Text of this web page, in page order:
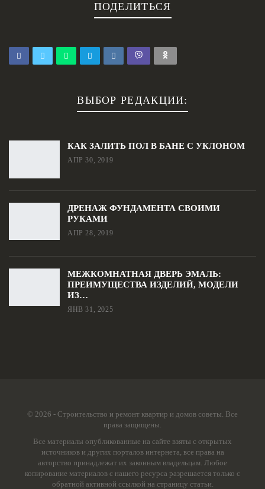
ПОДЕЛИТЬСЯ
ВЫБОР РЕДАКЦИИ:
КАК ЗАЛИТЬ ПОЛ В БАНЕ С УКЛОНОМ
АПР 30, 2019
ДРЕНАЖ ФУНДАМЕНТА СВОИМИ
РУКАМИ
АПР 28, 2019
МЕЖКОМНАТНАЯ ДВЕРЬ ЭМАЛЬ:
ПРЕИМУЩЕСТВА ИЗДЕЛИЙ, МОДЕЛИ
ИЗ…
ЯНВ 31, 2025
© 2026 - Строительство и ремонт квартир и домов советы. Все
права защищены.
Все материалы опубликованные на сайте взяты с открытых
источников и других порталов интернета, все права на
авторство принадлежат их законным владельцам. Любое
копирование материалов с нашего ресурса разрешается только с
обратной активной ссылкой на страницу статьи.